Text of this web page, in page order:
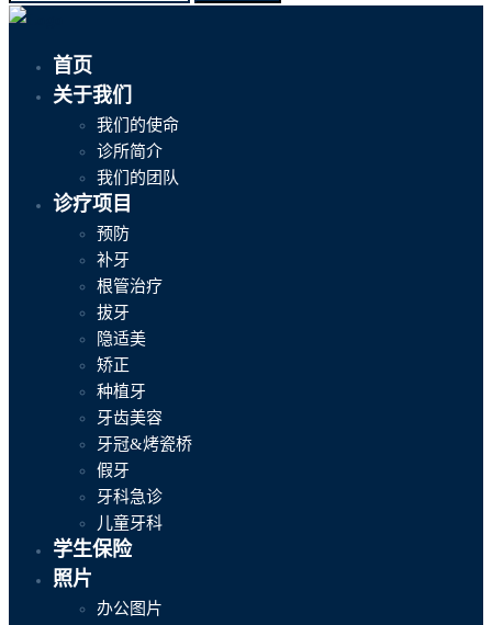
for:
首页
关于我们
我们的使命
诊所简介
我们的团队
诊疗项目
预防
补牙
根管治疗
拔牙
隐适美
矫正
种植牙
牙齿美容
牙冠&烤瓷桥
假牙
牙科急诊
儿童牙科
学生保险
照片
办公图片